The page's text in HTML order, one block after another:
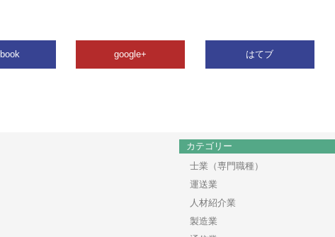
google+ はてブ
カテゴリー
士業（専門職種）
運送業
人材紹介業
製造業